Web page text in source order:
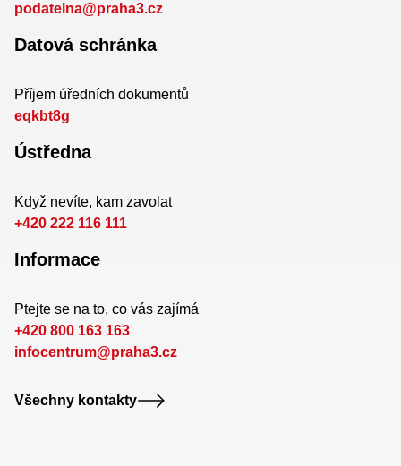
podatelna@praha3.cz
Datová schránka
Příjem úředních dokumentů
eqkbt8g
Ústředna
Když nevíte, kam zavolat
+420 222 116 111
Informace
Ptejte se na to, co vás zajímá
+420 800 163 163
infocentrum@praha3.cz
Všechny kontakty